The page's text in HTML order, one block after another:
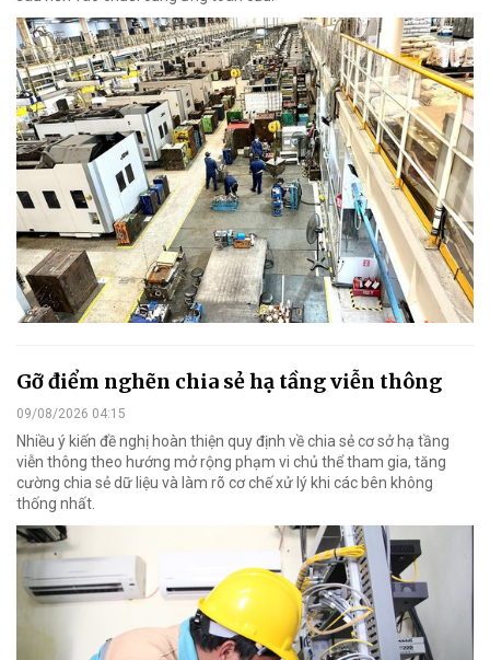
Gỡ điểm nghẽn chia sẻ hạ tầng viễn thông
09/08/2026 04:15
Nhiều ý kiến đề nghị hoàn thiện quy định về chia sẻ cơ sở hạ tầng
viễn thông theo hướng mở rộng phạm vi chủ thể tham gia, tăng
cường chia sẻ dữ liệu và làm rõ cơ chế xử lý khi các bên không
thống nhất.